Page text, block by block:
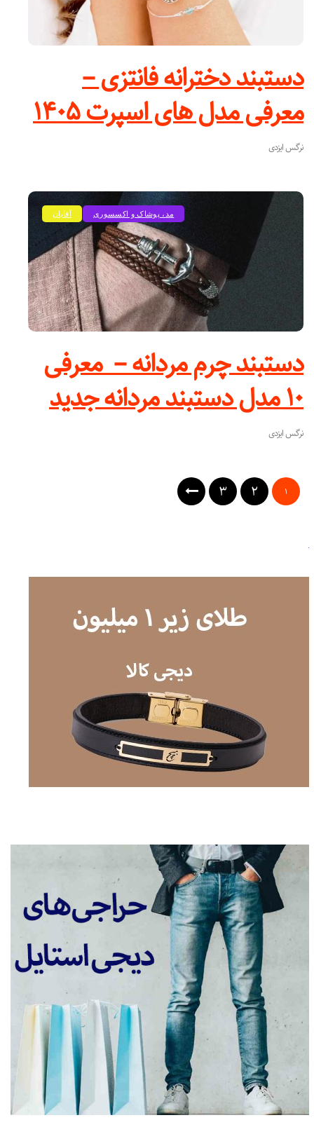
دستبند دخترانه فانتزی –
معرفی مدل های اسپرت ۱۴۰۵
نرگس ایزدی
آقایان مد، پوشاک و اکسسوری
دستبند چرم مردانه – معرفی
۱۰ مدل دستبند مردانه جدید
نرگس ایزدی
۲ ۳